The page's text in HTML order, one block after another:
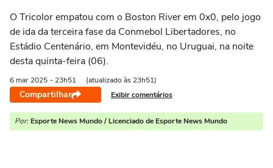
O Tricolor empatou com o Boston River em 0x0, pelo jogo
de ida da terceira fase da Conmebol Libertadores, no
Estádio Centenário, em Montevidéu, no Uruguai, na noite
desta quinta-feira (06).
6 mar 2025 - 23h51 (atualizado às 23h51)
Compartilhar Exibir comentários
Por: Esporte News Mundo / Licenciado de Esporte News Mundo